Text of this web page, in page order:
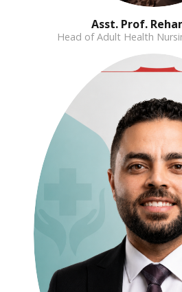
Asst. Prof.
Head of Adult Health